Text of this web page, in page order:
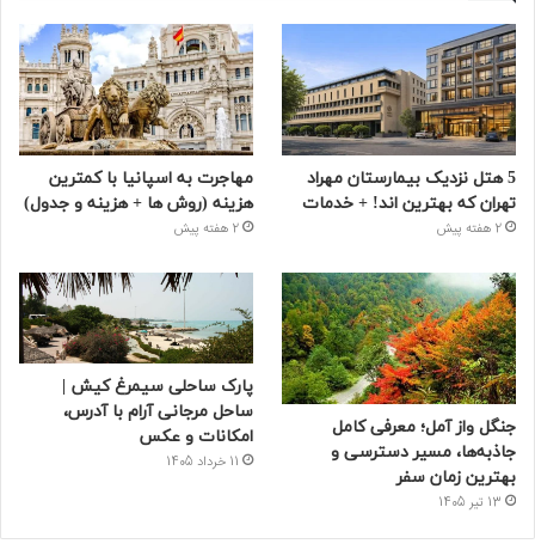
5 هتل نزدیک بیمارستان مهراد
تهران که بهترین‌ اند! + خدمات
2 هفته پیش
مهاجرت به اسپانیا با کمترین
هزینه (روش ها + هزینه و جدول)
2 هفته پیش
جنگل واز آمل؛ معرفی کامل
جاذبه‌ها، مسیر دسترسی و
بهترین زمان سفر
13 تیر 1405
پارک ساحلی سیمرغ کیش |
ساحل مرجانی آرام با آدرس،
امکانات و عکس
11 خرداد 1405